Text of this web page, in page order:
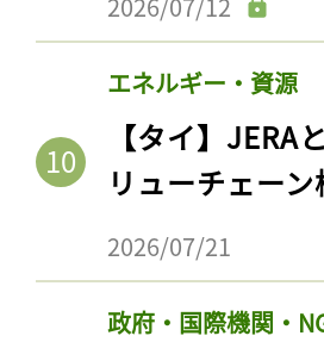
2026/07/12
エネルギー・資源
【タイ】
リューチェー
2026/07/21
政府・国際機関・